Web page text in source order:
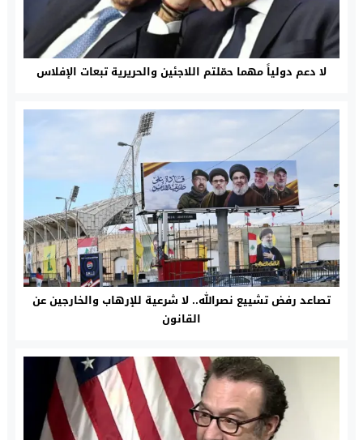
لا دعم دولياً مهما حمّلتم اللاجئين والحريرية تبعات الإفلاس
تصاعد رفض تشييع نصرالله.. لا شرعية للإرهاب والخارجين عن
القانون